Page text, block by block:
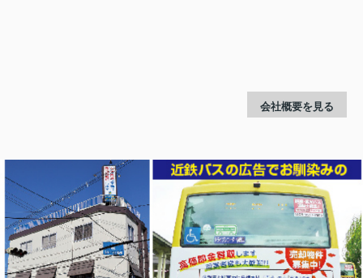
会社概要を見る